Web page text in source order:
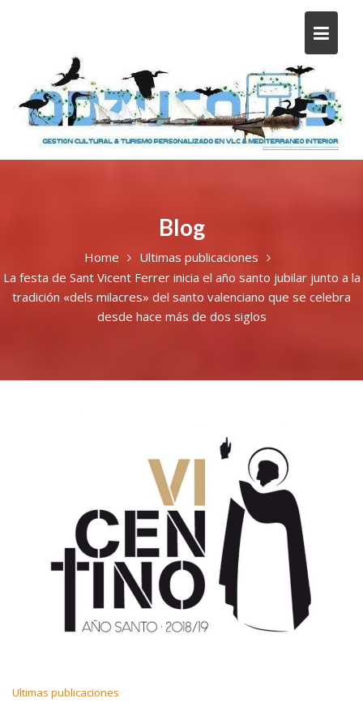
Blog
Home
Ultimas publicaciones
La festa de Sant Vicent Ferrer inicia el año santo jubilar junto a la
tradición «dels milacres» del santo valenciano que se celebra
desde hace más de dos siglos
Ultimas publicaciones